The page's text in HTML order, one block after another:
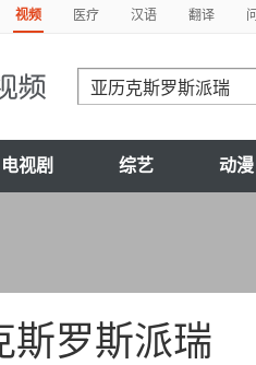
视频 医疗 汉语 翻译
电视剧 综艺 动漫
斯罗斯派瑞